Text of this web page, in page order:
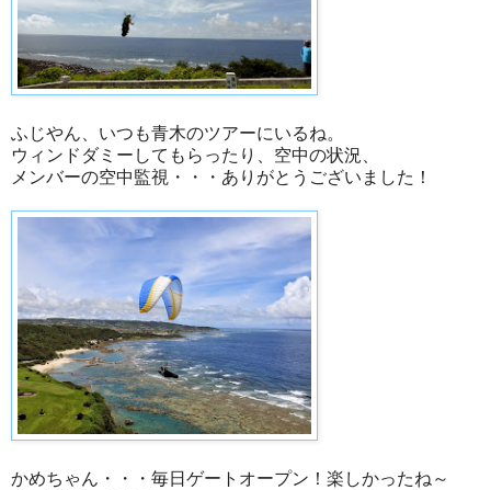
ふじやん、いつも青木のツアーにいるね。
ウィンドダミーしてもらったり、空中の状況、
メンバーの空中監視・・・ありがとうございました！
かめちゃん・・・毎日ゲートオープン！楽しかったね～